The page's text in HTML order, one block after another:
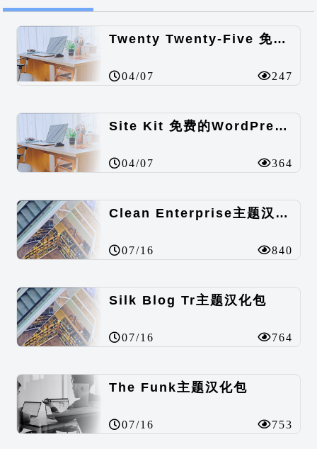
Twenty Twenty-Five 免费的WordPress内容主题
04/07 247
Site Kit 免费的WordPress数据统计插件
04/07 364
Clean Enterprise主题汉化包
07/16 840
Silk Blog Tr主题汉化包
07/16 764
The Funk主题汉化包
07/16 753